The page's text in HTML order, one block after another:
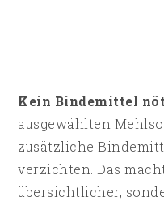
Kein Bindemittel
ausgewählten
zusätzliche
verzichten. Das
übersichtlicher,